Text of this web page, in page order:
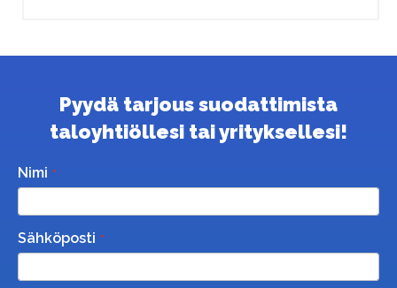
Pyydä tarjous suodattimista
taloyhtiöllesi tai yrityksellesi!
Nimi
Sähköposti